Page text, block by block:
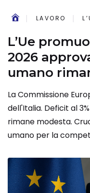
LAVORO
L’Ue
2026
umano
La Commissione
dell'Italia. Deficit al
rimane modesta.
umano per la